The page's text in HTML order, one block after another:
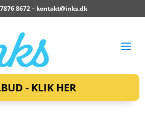
8672 – kontakt@inks.dk
- KLIK HER